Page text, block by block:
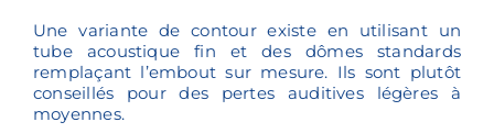
Une variante de contour existe en utilisant un
tube acoustique fin et des dômes standards
remplaçant l’embout sur mesure. Ils sont plutôt
conseillés pour des pertes auditives légères à
moyennes.